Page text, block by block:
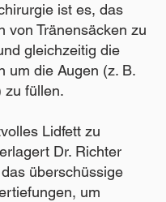
ist es, das
von Tränensäcken zu
gleichzeitig die
um die Augen (z. B.
zu füllen.
Lidfett zu
Dr. Richter
überschüssige
um